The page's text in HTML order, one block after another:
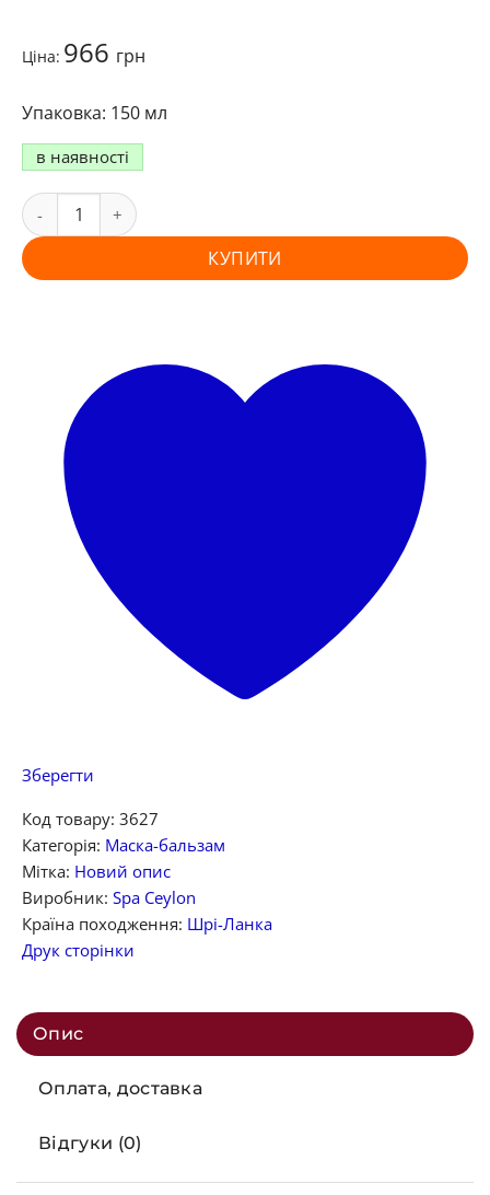
Ціна: 966 грн
150 мл
в наявності
КУПИТИ
Зберегти
Код товару: 3627
Категорія: Маска-бальзам
Мітка: Новий опис
Виробник: Spa Ceylon
Країна походження: Шрі-Ланка
Друк сторінки
Опис
Оплата, доставка
Відгуки (0)